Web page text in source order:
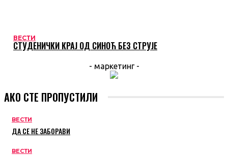
ВЕСТИ
СТУДЕНИЧКИ КРАЈ ОД СИНОЋ БЕЗ СТРУЈЕ
- маркетинг -
АКО СТЕ ПРОПУСТИЛИ
ВЕСТИ
ДА СЕ НЕ ЗАБОРАВИ
ВЕСТИ